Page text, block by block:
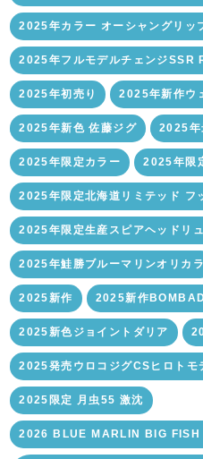
2025年カラー オーシャングリ
2025年フルモデルチェンジSSR
2025年初売り 2025年新作ウ
2025年新色 佐藤ジグ 2025年
2025年限定カラー 2025年限
2025年限定北海道リミテッド フ
2025年限定生産スピアヘッドリ
2025年鮭勝ブルーマリンオリカラ
2025新作 2025新作
2025新色ジョイントダリア
2025発売ウロコジグCSヒロトモ
2025限定 月虫55 激沈
2026 BLUE MARLIN BIG FISH